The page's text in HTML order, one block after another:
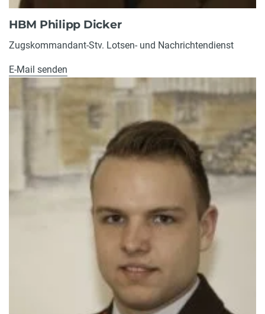
HBM Philipp Dicker
Zugskommandant-Stv. Lotsen- und Nachrichtendienst
E-Mail senden